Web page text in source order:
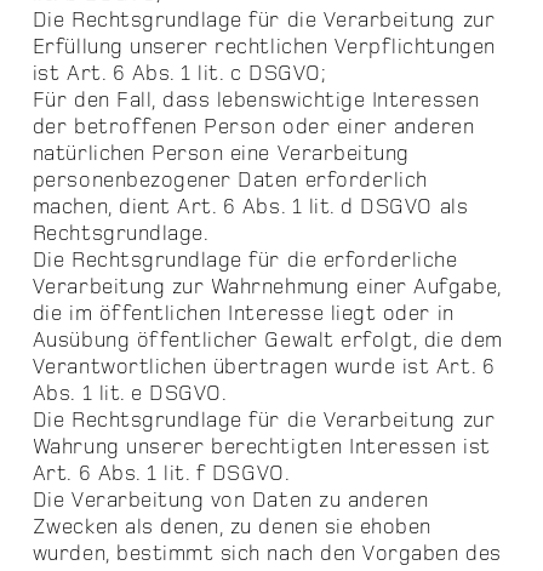
Die Rechtsgrundlage für die Verarbeitung zur
Erfüllung unserer rechtlichen Verpflichtungen
ist Art. 6 Abs. 1 lit. c DSGVO;
Für den Fall, dass lebenswichtige Interessen
der betroffenen Person oder einer anderen
natürlichen Person eine Verarbeitung
personenbezogener Daten erforderlich
machen, dient Art. 6 Abs. 1 lit. d DSGVO als
Rechtsgrundlage.
Die Rechtsgrundlage für die erforderliche
Verarbeitung zur Wahrnehmung einer Aufgabe,
die im öffentlichen Interesse liegt oder in
Ausübung öffentlicher Gewalt erfolgt, die dem
Verantwortlichen übertragen wurde ist Art. 6
Abs. 1 lit. e DSGVO.
Die Rechtsgrundlage für die Verarbeitung zur
Wahrung unserer berechtigten Interessen ist
Art. 6 Abs. 1 lit. f DSGVO.
Die Verarbeitung von Daten zu anderen
Zwecken als denen, zu denen sie ehoben
wurden, bestimmt sich nach den Vorgaben des